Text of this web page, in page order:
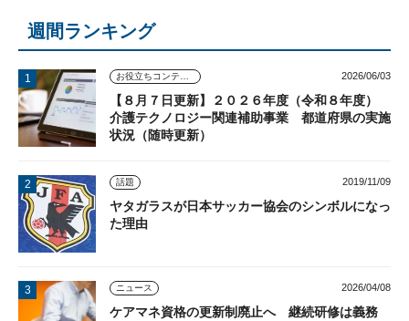
週間ランキング
お役立ちコンテンツ 2026/06/03
【８月７日更新】２０２６年度（令和８年度）
介護テクノロジー関連補助事業 都道府県の実施
状況（随時更新）
話題 2019/11/09
ヤタガラスが日本サッカー協会のシンボルになっ
た理由
ニュース 2026/04/08
ケアマネ資格の更新制廃止へ 継続研修は義務